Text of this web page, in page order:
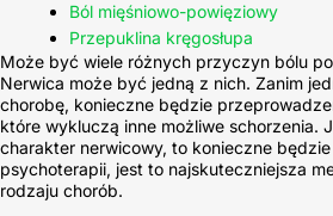
Ból mięśniowo-powięziowy
Przepuklina kręgosłupa
Może być wiele różnych przyczyn bólu
Nerwica może być jedną z nich. Zanim
chorobę, konieczne będzie
które wykluczą inne możliwe schorzenia.
charakter nerwicowy, to konieczne
psychoterapii, jest to najskuteczniejsza
rodzaju chorób.